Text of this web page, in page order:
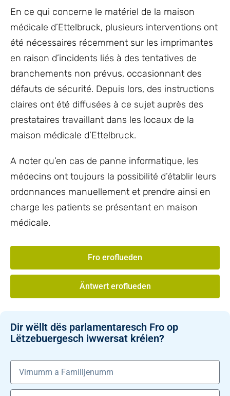
En ce qui concerne le matériel de la maison
médicale d’Ettelbruck, plusieurs interventions ont
été nécessaires récemment sur les imprimantes
en raison d’incidents liés à des tentatives de
branchements non prévus, occasionnant des
défauts de sécurité. Depuis lors, des instructions
claires ont été diffusées à ce sujet auprès des
prestataires travaillant dans les locaux de la
maison médicale d’Ettelbruck.
A noter qu’en cas de panne informatique, les
médecins ont toujours la possibilité d’établir leurs
ordonnances manuellement et prendre ainsi en
charge les patients se présentant en maison
médicale.
Fro eroflueden
Äntwert eroflueden
Dir wëllt dës parlamentaresch Fro op
Lëtzebuergesch iwwersat kréien?